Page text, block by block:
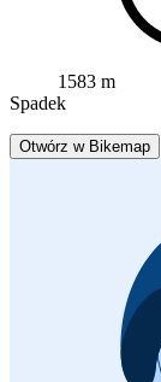
1583 m
Spadek
Otwórz w Bikemap